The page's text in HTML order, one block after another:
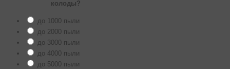
колоды?
до 1000 пыли
до 2000 пыли
до 3000 пыли
до 4000 пыли
до 5000 пыли